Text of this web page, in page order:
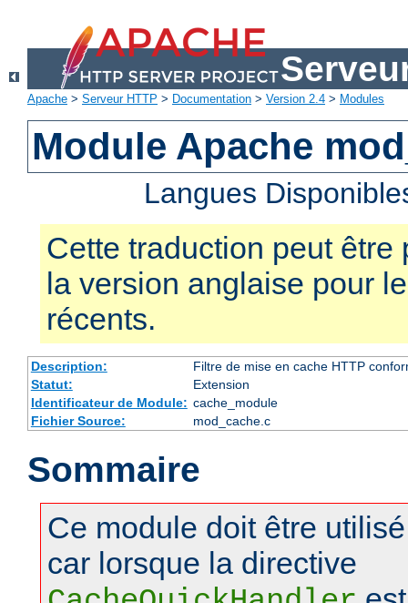
Apache > Serveur HTTP > Documentation > Version 2.4 > Modules
Module Apache
Langues
Cette traduction peut être
la version anglaise pour
récents.
Description:
Filtre de mise en cache HTTP
Statut:
Extension
Identificateur de Module: cache_module
Fichier Source:
mod_cache.c
Sommaire
Ce module doit être
car lorsque la directive